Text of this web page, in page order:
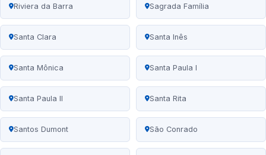
Riviera da Barra Sagrada Família
Santa Clara Santa Inês
Santa Mônica Santa Paula I
Santa Paula II Santa Rita
Santos Dumont São Conrado